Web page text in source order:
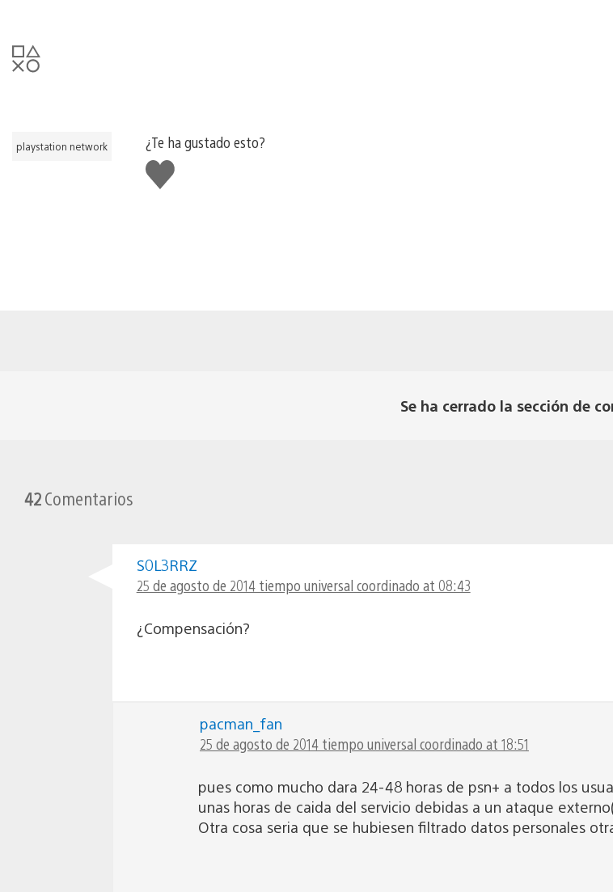
playstation network
¿Te ha gustado esto?
Me
gusta
Se ha cerrado la sección de
42Comentarios
S0L3RRZ
25 de agosto de 2014 tiempo universal coordinado at 08:43
¿Compensación?
pacman_fan
25 de agosto de 2014 tiempo universal coordinado at 18:51
pues como mucho dara 24-48 horas de psn+ a todos los
unas horas de caida del servicio debidas a un ataque
Otra cosa seria que se hubiesen filtrado datos personales